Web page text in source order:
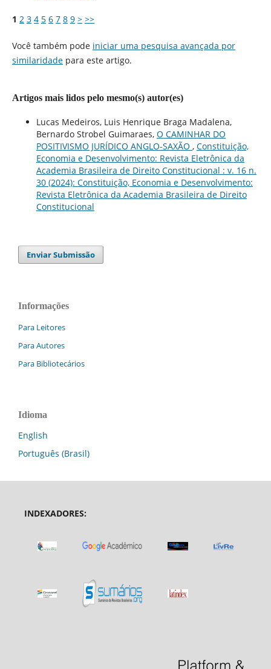
1 2 3 4 5 6 7 8 9 > >>
Você também pode iniciar uma pesquisa avançada por
similaridadepara este artigo.
Artigos mais lidos pelo mesmo(s) autor(es)
Lucas Medeiros, Luis Henrique Braga Madalena,
Bernardo Strobel Guimaraes, O CAMINHAR DO
POSITIVISMO JURÍDICO ANGLO-SAXÃO , Constituição,
Economia e Desenvolvimento: Revista Eletrônica da
Academia Brasileira de Direito Constitucional : v. 16 n.
30 (2024): Constituição, Economia e Desenvolvimento:
Revista Eletrônica da Academia Brasileira de Direito
Constitucional
Enviar Submissão
Informações
Para Leitores
Para Autores
Para Bibliotecários
Idioma
English
Português (Brasil)
INDEXADORES: